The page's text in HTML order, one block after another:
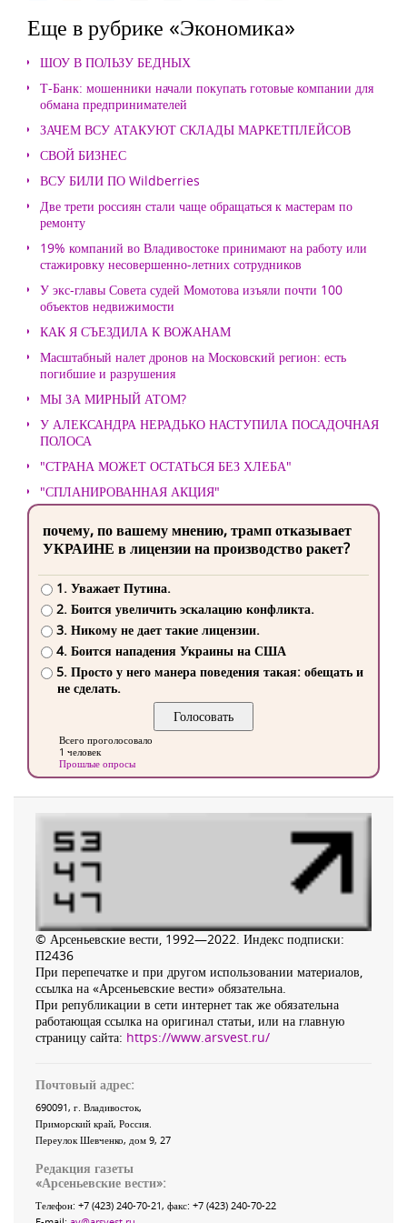
Еще в рубрике «Экономика»
ШОУ В ПОЛЬЗУ БЕДНЫХ
Т-Банк: мошенники начали покупать готовые компании для
обмана предпринимателей
ЗАЧЕМ ВСУ АТАКУЮТ СКЛАДЫ МАРКЕТПЛЕЙСОВ
СВОЙ БИЗНЕС
ВСУ БИЛИ ПО Wildberries
Две трети россиян стали чаще обращаться к мастерам по
ремонту
19% компаний во Владивостоке принимают на работу или
стажировку несовершенно-летних сотрудников
У экс-главы Совета судей Момотова изъяли почти 100
объектов недвижимости
КАК Я СЪЕЗДИЛА К ВОЖАНАМ
Масштабный налет дронов на Московский регион: есть
погибшие и разрушения
МЫ ЗА МИРНЫЙ АТОМ?
У АЛЕКСАНДРА НЕРАДЬКО НАСТУПИЛА ПОСАДОЧНАЯ
ПОЛОСА
"СТРАНА МОЖЕТ ОСТАТЬСЯ БЕЗ ХЛЕБА"
"СПЛАНИРОВАННАЯ АКЦИЯ"
почему, по вашему мнению, трамп отказывает
УКРАИНЕ в лицензии на производство ракет?
1. Уважает Путина.
2. Боится увеличить эскалацию конфликта.
3. Никому не дает такие лицензии.
4. Боится нападения Украины на США
5. Просто у него манера поведения такая: обещать и
не сделать.
Всего проголосовало
1 человек
Прошлые опросы
© Арсеньевские вести, 1992—2022. Индекс подписки:
П2436
При перепечатке и при другом использовании материалов,
ссылка на «Арсеньевские вести» обязательна.
При републикации в сети интернет так же обязательна
работающая ссылка на оригинал статьи, или на главную
страницу сайта: https://www.arsvest.ru/
Почтовый адрес:
690091, г. Владивосток,
Приморский край, Россия.
Переулок Шевченко, дом 9, 27
Редакция газеты
«Арсеньевские вести»:
Телефон: +7 (423) 240-70-21, факс: +7 (423) 240-70-22